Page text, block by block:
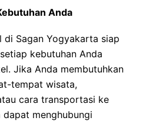
Anda
Sagan Yogyakarta siap
kebutuhan Anda
Jika Anda membutuhkan
tempat wisata,
cara transportasi ke
menghubungi